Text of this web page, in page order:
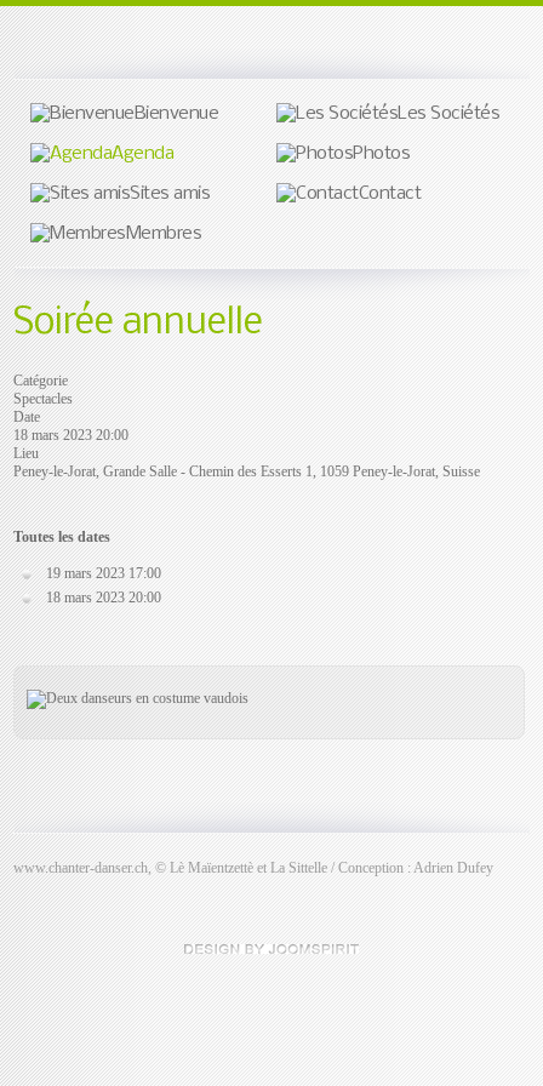
Bienvenue Les Sociétés
Agenda Photos
Sites amis Contact
Membres
Soirée annuelle
Catégorie
Spectacles
Date
18 mars 2023 20:00
Lieu
Peney-le-Jorat, Grande Salle - Chemin des Esserts 1, 1059 Peney-le-Jorat, Suisse
Toutes les dates
19 mars 2023 17:00
18 mars 202320:00
www.chanter-danser.ch, © Lè Maïentzettè et La Sittelle / Conception : Adrien Dufey